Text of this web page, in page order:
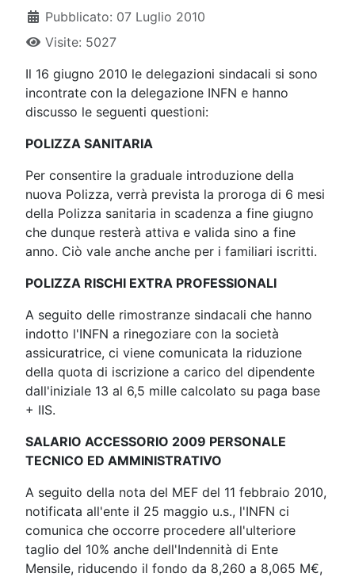
Pubblicato: 07 Luglio 2010
Visite: 5027
Il 16 giugno 2010 le delegazioni sindacali si sono
incontrate con la delegazione INFN e hanno
discusso le seguenti questioni:
POLIZZA SANITARIA
Per consentire la graduale introduzione della
nuova Polizza, verrà prevista la proroga di 6 mesi
della Polizza sanitaria in scadenza a fine giugno
che dunque resterà attiva e valida sino a fine
anno. Ciò vale anche anche per i familiari iscritti.
POLIZZA RISCHI EXTRA PROFESSIONALI
A seguito delle rimostranze sindacali che hanno
indotto l'INFN a rinegoziare con la società
assicuratrice, ci viene comunicata la riduzione
della quota di iscrizione a carico del dipendente
dall'iniziale 13 al 6,5 mille calcolato su paga base
+ IIS.
SALARIO ACCESSORIO 2009 PERSONALE
TECNICO ED AMMINISTRATIVO
A seguito della nota del MEF del 11 febbraio 2010,
notificata all'ente il 25 maggio u.s., l'INFN ci
comunica che occorre procedere all'ulteriore
taglio del 10% anche dell'Indennità di Ente
Mensile, riducendo il fondo da 8,260 a 8,065 M€,